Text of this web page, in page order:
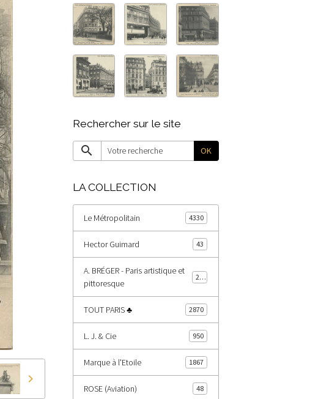
Rechercher sur le site
OK
LA COLLECTION
Le Métropolitain 4330
Hector Guimard 43
A. BRÉGER - Paris artistique et
pittoresque
203
TOUT PARIS ♣ 2870
L. J. & Cie 950
Marque à l'Etoile 1867
ROSE (Aviation) 48